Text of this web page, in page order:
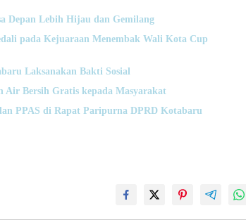
Depan Lebih Hijau dan Gemilang
pada Kejuaraan Menembak Wali Kota Cup
Laksanakan Bakti Sosial
Bersih Gratis kepada Masyarakat
PPAS di Rapat Paripurna DPRD Kotabaru